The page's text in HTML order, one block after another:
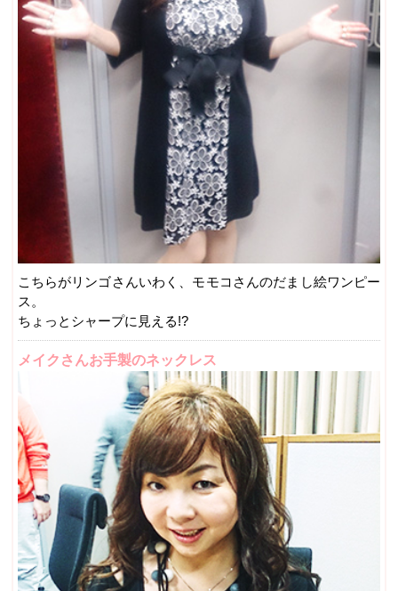
こちらがリンゴさんいわく、モモコさんのだまし絵ワンピー
ス。
ちょっとシャープに見える!?
メイクさんお手製のネックレス